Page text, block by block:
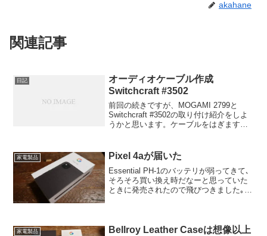
akahane
関連記事
日記
オーディオケーブル作成
Switchcraft #3502
前回の続きですが、MOGAMI 2799と
Switchcraft #3502の取り付け紹介をしよ
うかと思います。ケーブルをはぎます。
家電製品 Pixel 4aが届いた
Essential PH-1のバッテリが弱ってきて､
そろそろ買い換え時だなーと思っていた
ときに発売されたので飛びつきました｡ま
家電製品
Bellroy Leather Caseは想像以上